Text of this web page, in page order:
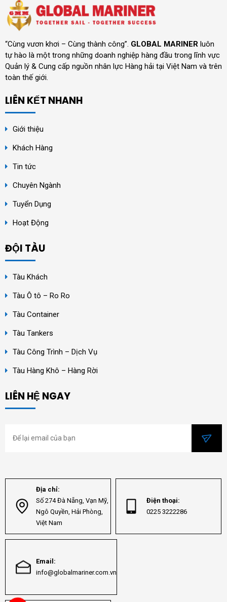
“Cùng vươn khơi – Cùng thành công”. GLOBAL MARINER luôn
tự hào là một trong những doanh nghiệp hàng đầu trong lĩnh vực
Quản lý & Cung cấp nguồn nhân lực Hàng hải tại Việt Nam và trên
toàn thế giới.
LIÊN KẾT NHANH
Giới thiệu
Khách Hàng
Tin tức
Chuyên Ngành
Tuyển Dụng
Hoạt Động
ĐỘI TÀU
Tàu Khách
Tàu Ô tô – Ro Ro
Tàu Container
Tàu Tankers
Tàu Công Trình – Dịch Vụ
Tàu Hàng Khô – Hàng Rời
LIÊN HỆ NGAY
Địa chỉ:
Số 274 Đà Nẵng, Vạn Mỹ,
Ngô Quyền, Hải Phòng,
Việt Nam
Điện thoại:
0225 3222286
Email:
info@globalmariner.com.vn